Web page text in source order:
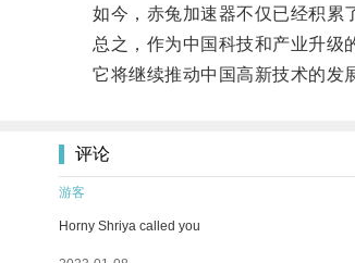
如今，赤兔加速器不仅已经积累了
总之，作为中国科技和产业升级的
它将继续推动中国高新技术的发展
评论
游客
Horny Shriya called you